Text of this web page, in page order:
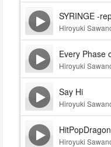
SYRINGE -
Hiroyuki
Every Phase
Hiroyuki
Say Hi
Hiroyuki
Hiroyuki